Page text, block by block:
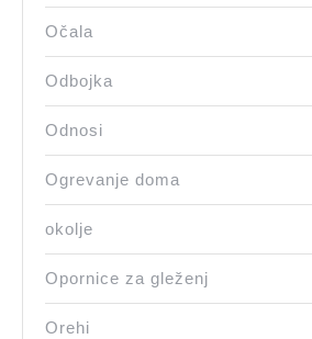
Očala
Odbojka
Odnosi
Ogrevanje doma
okolje
Opornice za gleženj
Orehi